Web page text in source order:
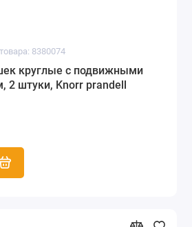
8380074
круглые с подвижными
2 штуки, Knorr prandell